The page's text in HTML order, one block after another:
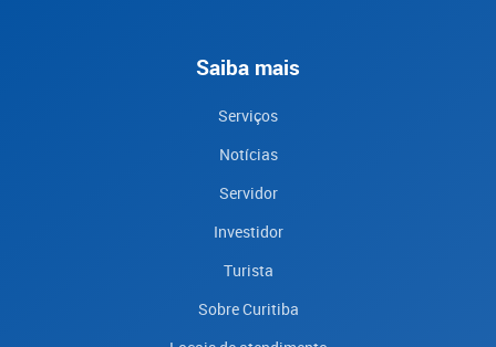
Saiba mais
Serviços
Notícias
Servidor
Investidor
Turista
Sobre Curitiba